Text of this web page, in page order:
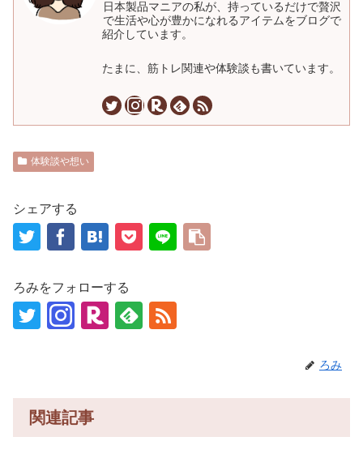
日本製品マニアの私が、持っているだけで贅沢
で生活や心が豊かになれるアイテムをブログで
紹介しています。
たまに、筋トレ関連や体験談も書いています。
体験談や想い
シェアする
ろみをフォローする
ろみ
関連記事